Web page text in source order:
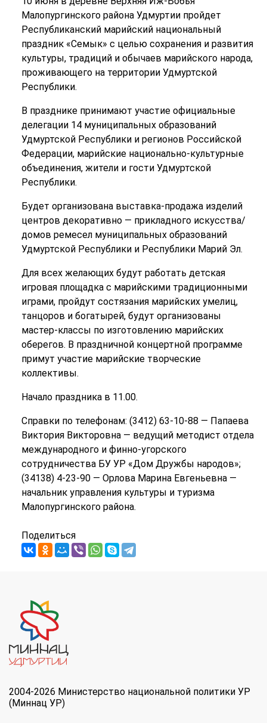
Малопургинского района Удмуртии пройдет
Республиканский марийский национальный
праздник «Семык» с целью сохранения и развития
культуры, традиций и обычаев марийского народа,
проживающего на территории Удмуртской
Республики.
В празднике принимают участие официальные
делегации 14 муниципальных образований
Удмуртской Республики и регионов Российской
Федерации, марийские национально-культурные
объединения, жители и гости Удмуртской
Республики.
Будет организована выставка-продажа изделий
центров декоративно — прикладного искусства/
домов ремесел муниципальных образований
Удмуртской Республики и Республики Марий Эл.
Для всех желающих будут работать детская
игровая площадка с марийскими традиционными
играми, пройдут состязания марийских умелиц,
танцоров и богатырей, будут организованы
мастер-классы по изготовлению марийских
оберегов. В праздничной концертной программе
примут участие марийские творческие
коллективы.
Начало праздника в 11.00.
Справки по телефонам: (3412) 63-10-88 — Папаева
Виктория Викторовна — ведущий методист отдела
международного и финно-угорского
сотрудничества БУ УР «Дом Дружбы народов»;
(34138) 4-23-90 — Орлова Марина Евгеньевна —
начальник управления культуры и туризма
Малопургинского района.
Поделиться
2004-2026 Министерство национальной политики УР
(Миннац УР)